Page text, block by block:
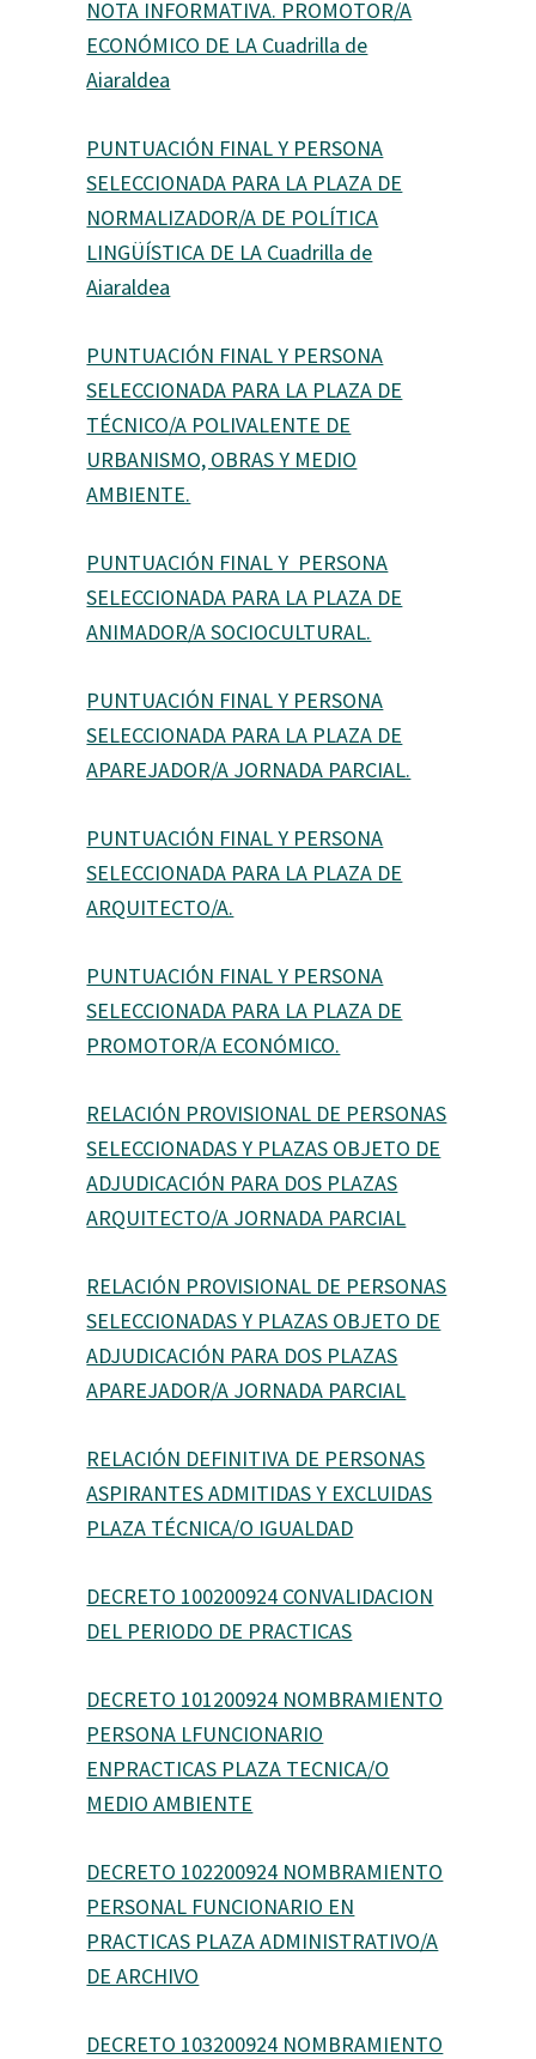
NOTA INFORMATIVA. PROMOTOR/A
ECONÓMICO DE LA Cuadrilla de
Aiaraldea
PUNTUACIÓN FINAL Y PERSONA
SELECCIONADA PARA LA PLAZA DE
NORMALIZADOR/A DE POLÍTICA
LINGÜÍSTICA DE LA Cuadrilla de
Aiaraldea
PUNTUACIÓN FINAL Y PERSONA
SELECCIONADA PARA LA PLAZA DE
TÉCNICO/A POLIVALENTE DE
URBANISMO, OBRAS Y MEDIO
AMBIENTE.
PUNTUACIÓN FINAL Y PERSONA
SELECCIONADA PARA LA PLAZA DE
ANIMADOR/A SOCIOCULTURAL.
PUNTUACIÓN FINAL Y PERSONA
SELECCIONADA PARA LA PLAZA DE
APAREJADOR/A JORNADA PARCIAL.
PUNTUACIÓN FINAL Y PERSONA
SELECCIONADA PARA LA PLAZA DE
ARQUITECTO/A.
PUNTUACIÓN FINAL Y PERSONA
SELECCIONADA PARA LA PLAZA DE
PROMOTOR/A ECONÓMICO.
RELACIÓN PROVISIONAL DE PERSONAS
SELECCIONADAS Y PLAZAS OBJETO DE
ADJUDICACIÓN PARA DOS PLAZAS
ARQUITECTO/A JORNADA PARCIAL
RELACIÓN PROVISIONAL DE PERSONAS
SELECCIONADAS Y PLAZAS OBJETO DE
ADJUDICACIÓN PARA DOS PLAZAS
APAREJADOR/A JORNADA PARCIAL
RELACIÓN DEFINITIVA DE PERSONAS
ASPIRANTES ADMITIDAS Y EXCLUIDAS
PLAZA TÉCNICA/O IGUALDAD
DECRETO 100200924 CONVALIDACION
DEL PERIODO DE PRACTICAS
DECRETO 101200924 NOMBRAMIENTO
PERSONA LFUNCIONARIO
ENPRACTICAS PLAZA TECNICA/O
MEDIO AMBIENTE
DECRETO 102200924 NOMBRAMIENTO
PERSONAL FUNCIONARIO EN
PRACTICAS PLAZA ADMINISTRATIVO/A
DE ARCHIVO
DECRETO 103200924 NOMBRAMIENTO